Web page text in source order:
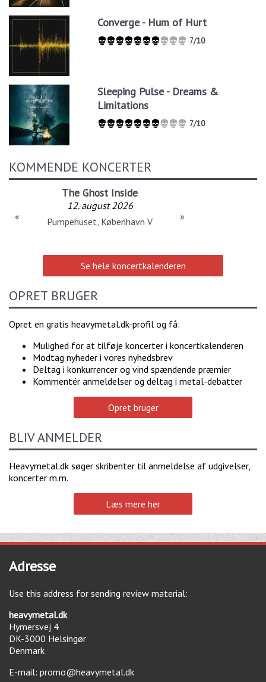
Converge - Hum of Hurt
7/10
Sleeping Pulse - Dreams &
Limitations
7/10
KOMMENDE KONCERTER
The Ghost Inside
12. august 2026
Pumpehuset, København V
« »
Se hele koncertkalenderen
OPRET BRUGER
Opret en gratis heavymetal.dk-profil og få:
Mulighed for at tilføje koncerter i koncertkalenderen
Modtag nyheder i vores nyhedsbrev
Deltag i konkurrencer og vind spændende præmier
Kommentér anmeldelser og deltag i metal-debatter
Opret bruger
BLIV ANMELDER
Heavymetal.dk søger skribenter til anmeldelse af udgivelser,
koncerter m.m.
Læs mere her
Adresse
Use this address for sending review material:
heavymetal.dk
Hymersvej 4
DK-3000 Helsingør
Denmark
E-mail: promo@heavymetal.dk